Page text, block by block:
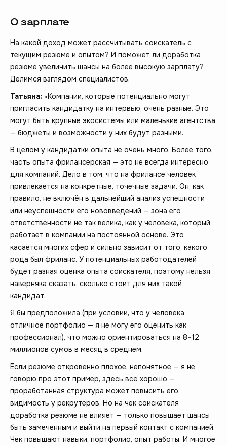
О зарплате
На какой доход может рассчитывать соискатель с
текущим резюме и опытом? И поможет ли доработка
резюме увеличить шансы на более высокую зарплату?
Делимся взглядом специалистов.
Татьяна: «Компании, которые потенциально могут
пригласить кандидатку на интервью, очень разные. Это
могут быть крупные экосистемы или маленькие агентства
— бюджеты и возможности у них будут разными.
В целом у кандидатки опыта не очень много. Более того,
часть опыта фрилансерская — это не всегда интересно
для компаний. Дело в том, что на фрилансе человек
привлекается на конкретные, точечные задачи. Он, как
правило, не включён в дальнейший анализ успешности
или неуспешности его нововведений — зона его
ответственности не так велика, как у человека, который
работает в компании на постоянной основе. Это
касается многих сфер и сильно зависит от того, какого
рода был фриланс. У потенциальных работодателей
будет разная оценка опыта соискателя, поэтому нельзя
наверняка сказать, сколько стоит для них такой
кандидат.
Я бы предположила (при условии, что у человека
отличное портфолио — я не могу его оценить как
профессионал), что можно ориентироваться на 8–12
миллионов сумов в месяц в среднем.
Если резюме откровенно плохое, непонятное — я не
говорю про этот пример, здесь всё хорошо —
проработанная структура может повысить его
видимость у рекрутеров. Но на чек соискателя
доработка резюме не влияет — только повышает шансы
быть замеченным и выйти на первый контакт с компанией.
Чек повышают навыки, портфолио, опыт работы. И многое